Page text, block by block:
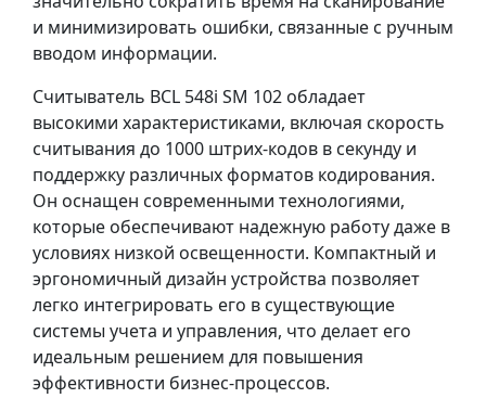
и минимизировать ошибки, связанные с ручным
вводом информации.
Считыватель BCL 548i SM 102 обладает
высокими характеристиками, включая скорость
считывания до 1000 штрих-кодов в секунду и
поддержку различных форматов кодирования.
Он оснащен современными технологиями,
которые обеспечивают надежную работу даже в
условиях низкой освещенности. Компактный и
эргономичный дизайн устройства позволяет
легко интегрировать его в существующие
системы учета и управления, что делает его
идеальным решением для повышения
эффективности бизнес-процессов.